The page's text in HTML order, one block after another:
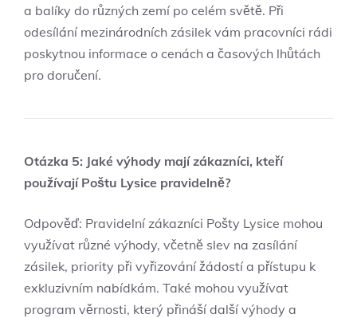
a balíky do různých zemí po celém světě. Při
odesílání mezinárodních zásilek vám pracovníci rádi
poskytnou informace o cenách a časových lhůtách
pro doručení.
Otázka 5: Jaké výhody mají zákazníci, kteří
používají Poštu Lysice pravidelně?
Odpověď: Pravidelní zákazníci Pošty Lysice mohou
využívat různé výhody, včetně slev na zasílání
zásilek, priority při vyřizování žádostí a přístupu k
exkluzivním nabídkám. Také mohou využívat
program věrnosti, který přináší další výhody a